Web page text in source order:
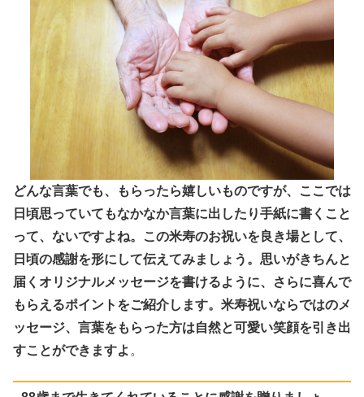
どんな言葉でも、もらったら嬉しいものですが、ここでは
日頃思っていてもなかなか言葉に出したり手紙に書くこと
って、ないですよね。この米寿のお祝いを良き場として、
日頃の感謝を形にして伝えてみましょう。思いがきちんと
届くオリジナルメッセージを書けるように、さらに喜んで
もらえるポイントをご紹介します。米寿祝いならではのメ
ッセージ、言葉をもらった方は自然と可愛い笑顔を引き出
すことができますよ。